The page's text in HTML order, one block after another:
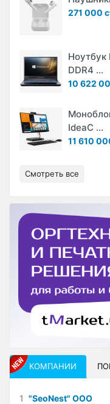
271 000
Ноутбук
DDR4 ...
10 622
IdeaC ...
11 610
Смотреть все
КОМПАНИИ
1 "SeoNest" ООО